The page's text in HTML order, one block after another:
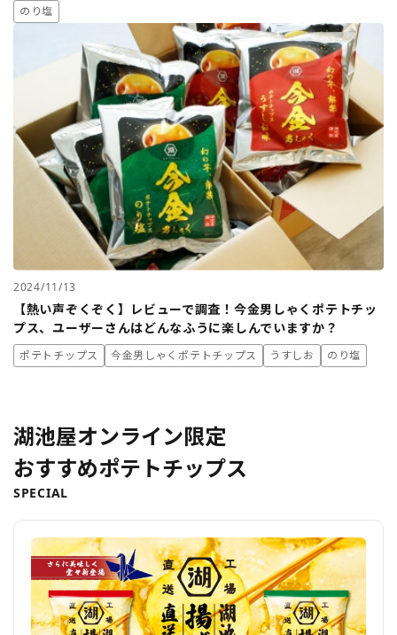
のり塩
2024/11/13
【熱い声ぞくぞく】レビューで調査！今金男しゃくポテトチッ
プス、ユーザーさんはどんなふうに楽しんでいますか？
ポテトチップス 今金男しゃくポテトチップス うすしお のり塩
湖池屋オンライン限定
おすすめポテトチップス
SPECIAL